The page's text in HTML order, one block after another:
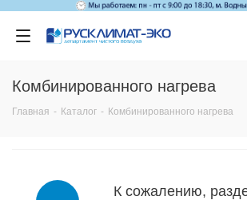
Комбинированного нагрева
Главная - Каталог - Комбинированного нагрева
К сожалению,